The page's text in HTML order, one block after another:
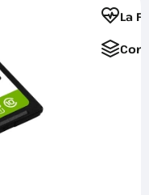
La